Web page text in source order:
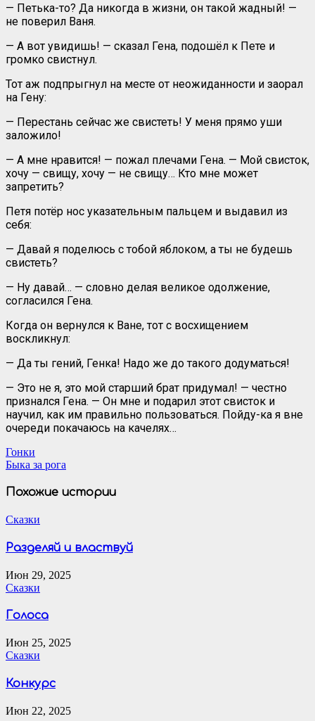
— Петька-то? Да никогда в жизни, он такой жадный! —
не поверил Ваня.
— А вот увидишь! — сказал Гена, подошёл к Пете и
громко свистнул.
Тот аж подпрыгнул на месте от неожиданности и заорал
на Гену:
— Перестань сейчас же свистеть! У меня прямо уши
заложило!
— А мне нравится! — пожал плечами Гена. — Мой свисток,
хочу — свищу, хочу — не свищу… Кто мне может
запретить?
Петя потёр нос указательным пальцем и выдавил из
себя:
— Давай я поделюсь с тобой яблоком, а ты не будешь
свистеть?
— Ну давай… — словно делая великое одолжение,
согласился Гена.
Когда он вернулся к Ване, тот с восхищением
воскликнул:
— Да ты гений, Генка! Надо же до такого додуматься!
— Это не я, это мой старший брат придумал! — честно
признался Гена. — Он мне и подарил этот свисток и
научил, как им правильно пользоваться. Пойду-ка я вне
очереди покачаюсь на качелях…
Навигация
по
записям
Гонки
Быка за рога
Похожие истории
Сказки
Разделяй и властвуй
Июн 29, 2025
Сказки
Голоса
Июн 25, 2025
Сказки
Конкурс
Июн 22, 2025